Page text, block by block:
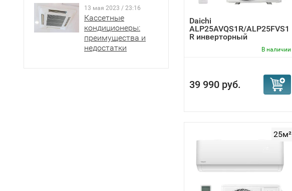
13 мая 2023 / 23:16
Кассетные
кондиционеры:
преимущества и
недостатки
Daichi
ALP25AVQS1R/ALP25FVS1
R инверторный
В наличии
39 990 руб.
25м²